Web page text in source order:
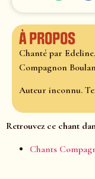
À propos
Chanté par
Compagnon
Auteur inconnu.
Retrouvez ce chant
Chants